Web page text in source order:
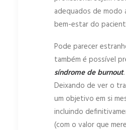
adequados de modo
bem-estar do
Pode parecer
também é possível
síndrome de burnout
Deixando de ver o
um objetivo em si
incluindo
(com o valor que